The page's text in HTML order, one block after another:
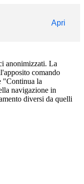
Apri
anonimizzati. La
comando
"Continua la
navigazione in
diversi da quelli